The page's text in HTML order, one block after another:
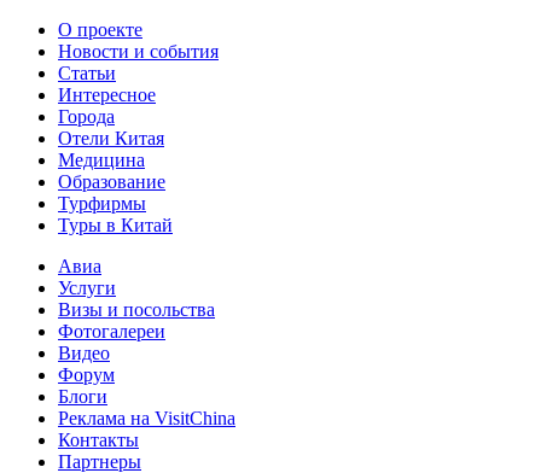
О проекте
Новости и события
Статьи
Интересное
Города
Отели Китая
Медицина
Образование
Турфирмы
Туры в Китай
Авиа
Услуги
Визы и посольства
Фотогалереи
Видео
Форум
Блоги
Реклама на VisitChina
Контакты
Партнеры